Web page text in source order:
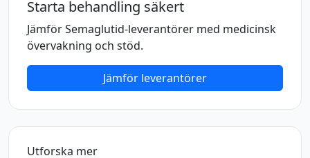
Starta behandling säkert
Jämför Semaglutid-leverantörer med medicinsk
övervakning och stöd.
Jämför leverantörer
Utforska mer